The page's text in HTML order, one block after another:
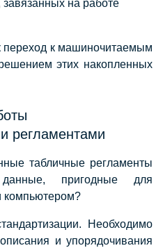
на работе
к машиночитаемым
этих накопленных
регламентами
табличные регламенты
пригодные для
компьютером?
Необходимо
и упорядочивания